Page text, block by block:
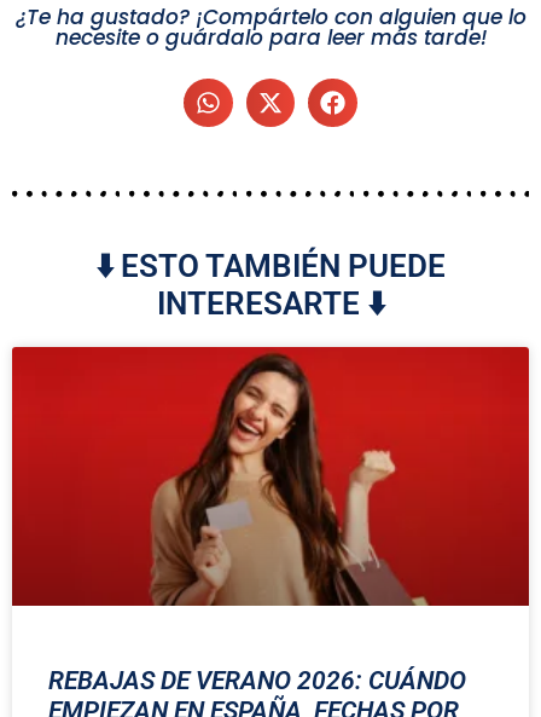
¿Te ha gustado? ¡Compártelo con alguien que lo
necesite o guárdalo para leer más tarde!
⬇️ ESTO TAMBIÉN PUEDE
INTERESARTE ⬇️
REBAJAS DE VERANO 2026: CUÁNDO